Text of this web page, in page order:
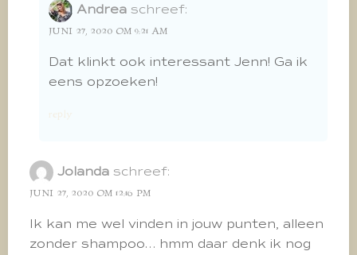
Andrea schreef:
JUNI 27, 2020 OM 9:21 AM
Dat klinkt ook interessant Jenn! Ga ik
eens opzoeken!
reply
Jolanda schreef:
JUNI 27, 2020 OM 12:16 PM
Ik kan me wel vinden in jouw punten, alleen
zonder shampoo… hmm daar denk ik nog